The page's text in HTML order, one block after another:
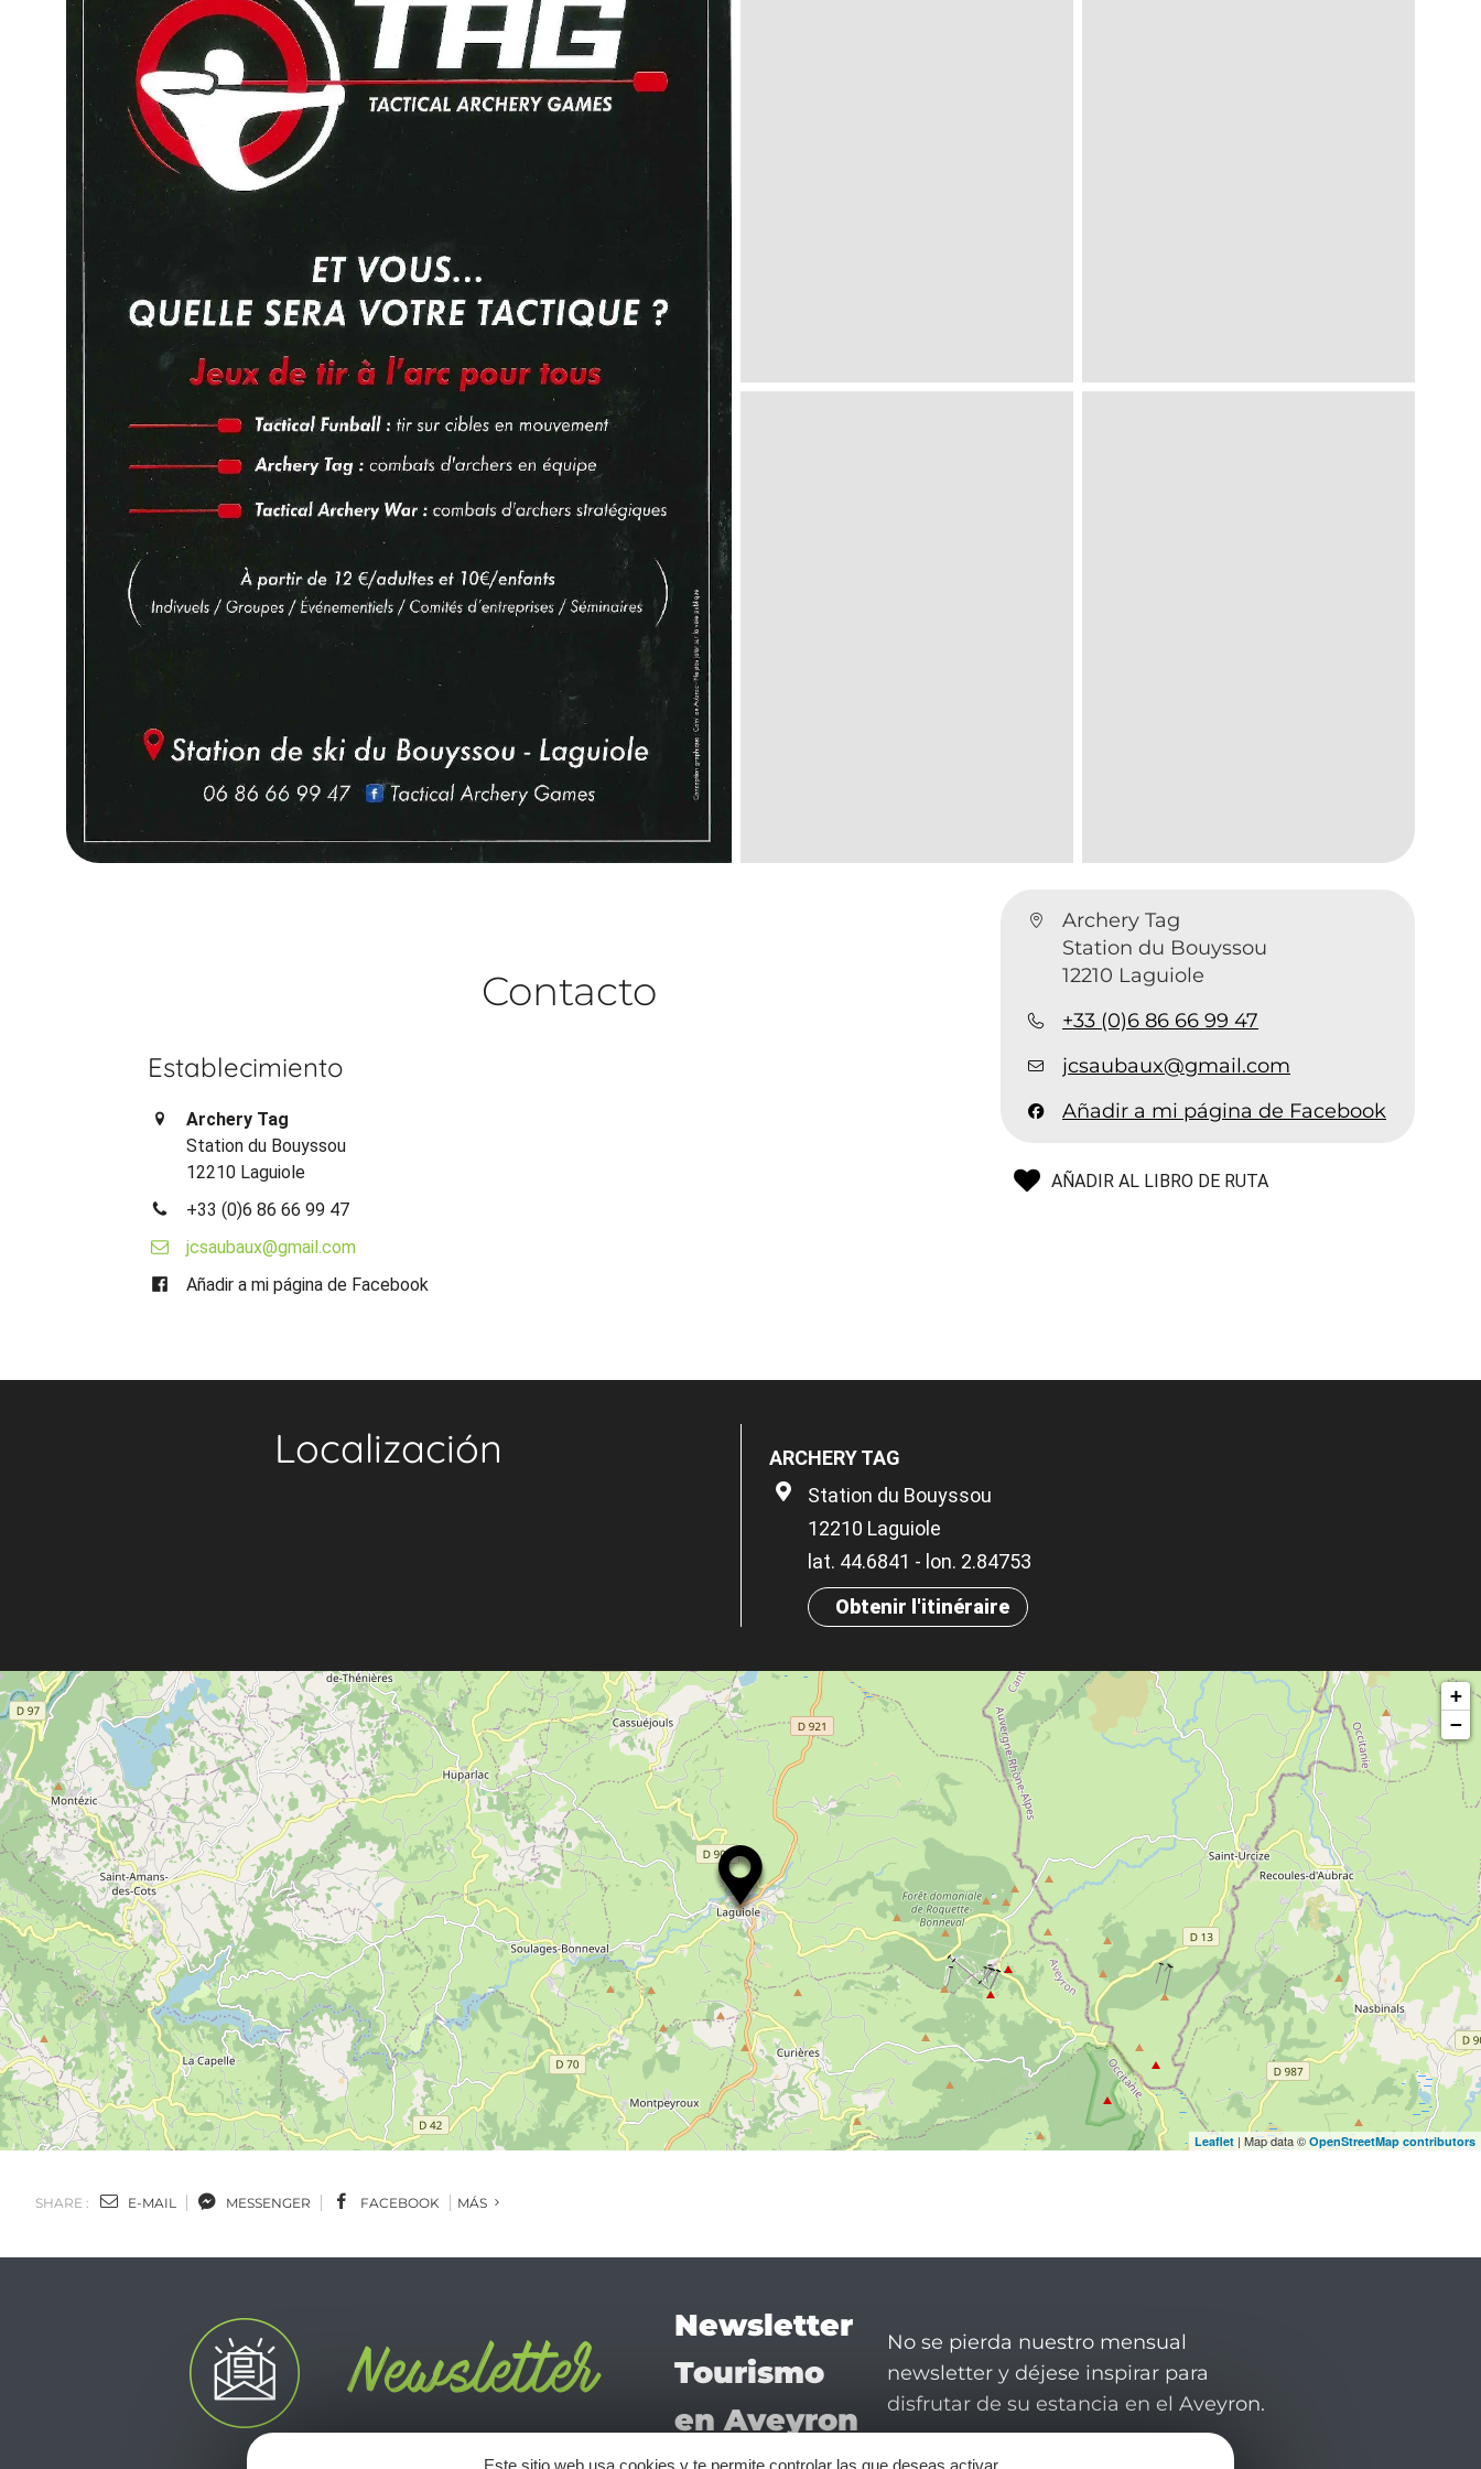
Archery Tag
Station du Bouyssou
12210 Laguiole
+33 (0)6 86 66 99 47
jcsaubaux@gmail.com
Añadir a mi página de Facebook
AÑADIR AL LIBRO DE RUTA
Contacto
Establecimiento
Archery Tag
Station du Bouyssou
12210 Laguiole
+33 (0)6 86 66 99 47
jcsaubaux@gmail.com
Añadir a mi página de Facebook
Localización
ARCHERY TAG
Station du Bouyssou
12210 Laguiole
lat. 44.6841 - lon. 2.84753
Obtenir l'itinéraire
+
−
Leaflet | Map data © OpenStreetMap contributors
SHARE : E-MAIL MESSENGER FACEBOOK MÁS
Newsletter
Tourismo
en Aveyron
No se pierda nuestro mensual
newsletter y déjese inspirar para
disfrutar de su estancia en el Aveyron.
Este sitio web usa cookies y te permite controlar las que deseas activar